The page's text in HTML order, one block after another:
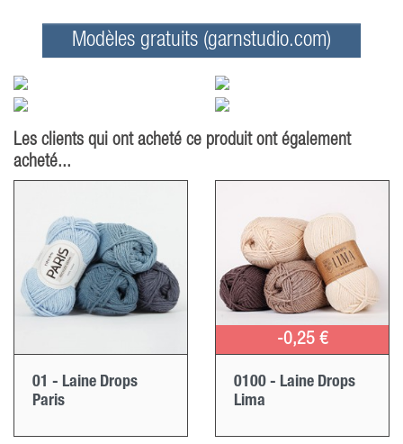
Modèles gratuits (garnstudio.com)
Les clients qui ont acheté ce produit ont également
acheté...
01 - Laine Drops
Paris
-0,25 €
0100 - Laine Drops
Lima